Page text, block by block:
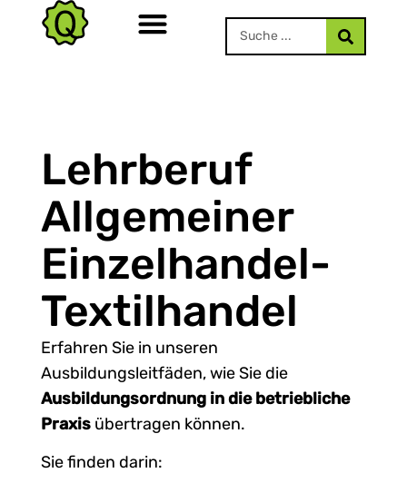
Lehrberuf
Allgemeiner
Einzelhandel-
Textilhandel
Erfahren Sie in unseren
Ausbildungsleitfäden, wie Sie die
Ausbildungsordnung in die betriebliche
Praxisübertragen können.
Sie finden darin: